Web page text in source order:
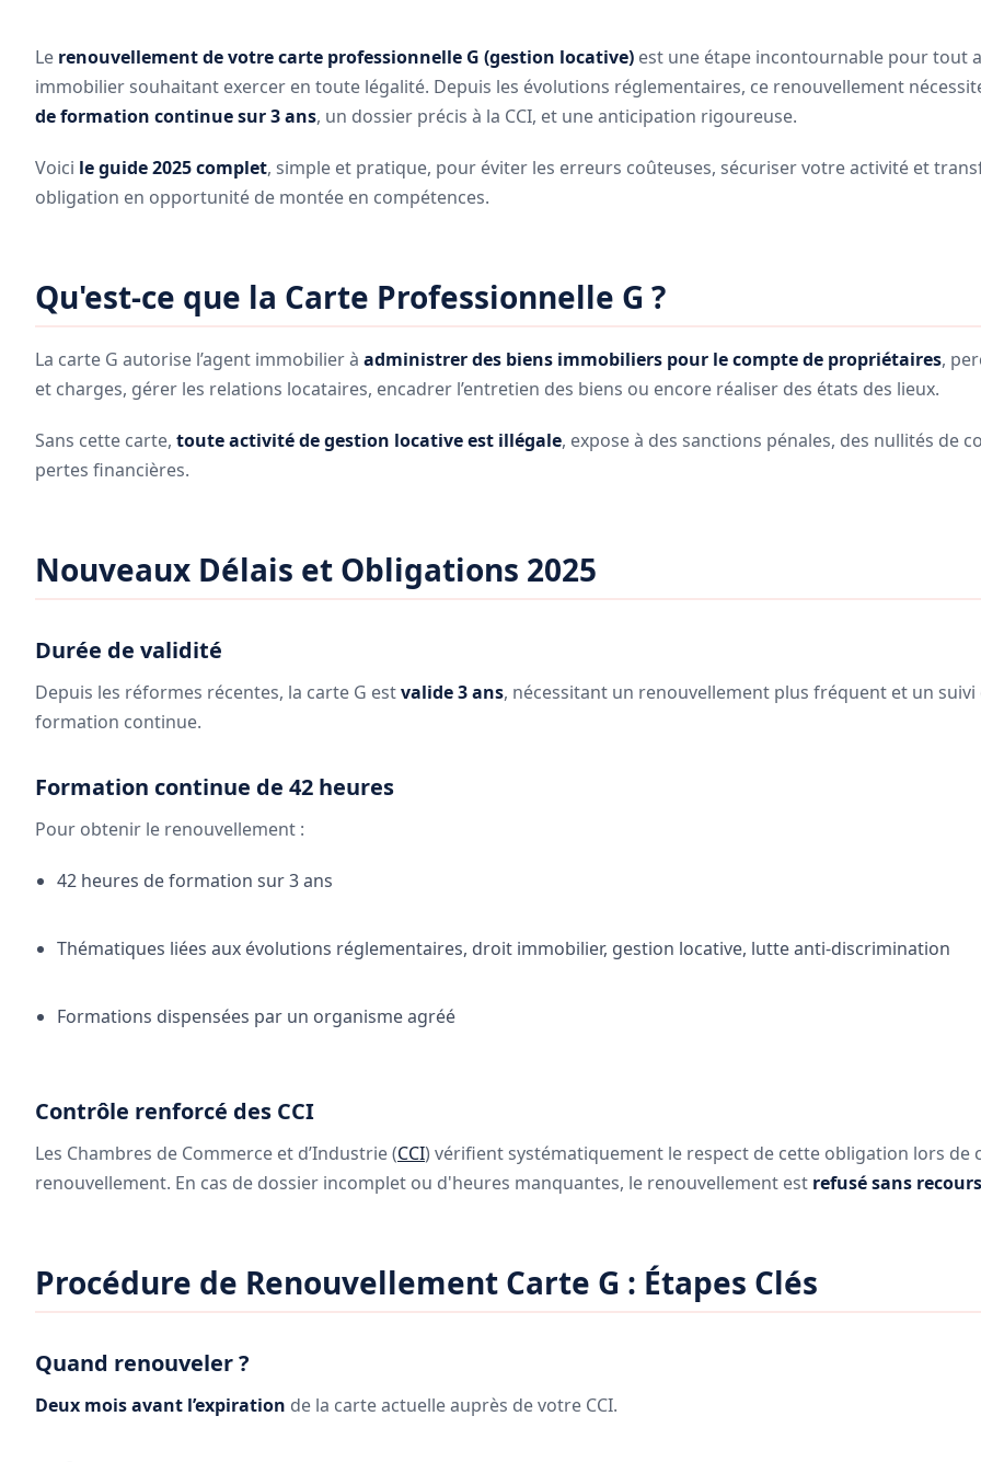
Le renouvellement de votre carte professionnelle G (gestion locative) est une étape incontournable pour tout
immobilier souhaitant exercer en toute légalité. Depuis les évolutions réglementaires, ce renouvellement
de formation continue sur 3 ans, un dossier précis à la CCI, et une anticipation rigoureuse.
Voici le guide 2025 complet, simple et pratique, pour éviter les erreurs coûteuses, sécuriser votre activité et
obligation en opportunité de montée en compétences.
Qu'est-ce que la Carte Professionnelle G ?
La carte G autorise l’agent immobilier à administrer des biens immobiliers pour le compte de propriétaires,
et charges, gérer les relations locataires, encadrer l’entretien des biens ou encore réaliser des états des lieux.
Sans cette carte, toute activité de gestion locative est illégale, expose à des sanctions pénales, des nullités de
pertes financières.
Nouveaux Délais et Obligations 2025
Durée de validité
Depuis les réformes récentes, la carte G estvalide 3 ans, nécessitant un renouvellement plus fréquent et un suivi
formation continue.
Formation continue de 42 heures
Pour obtenir le renouvellement :
42 heures de formation sur 3 ans
Thématiques liées aux évolutions réglementaires, droit immobilier, gestion locative, lutte anti-discrimination
Formations dispensées par un organisme agréé
Contrôle renforcé des CCI
Les Chambres de Commerce et d’Industrie (CCI) vérifient systématiquement le respect de cette obligation lors de
renouvellement. En cas de dossier incomplet ou d'heures manquantes, le renouvellement est refusé sans recours
Procédure de Renouvellement Carte G : Étapes Clés
Quand renouveler ?
Deux mois avant l’expiration de la carte actuelle auprès de votre CCI.